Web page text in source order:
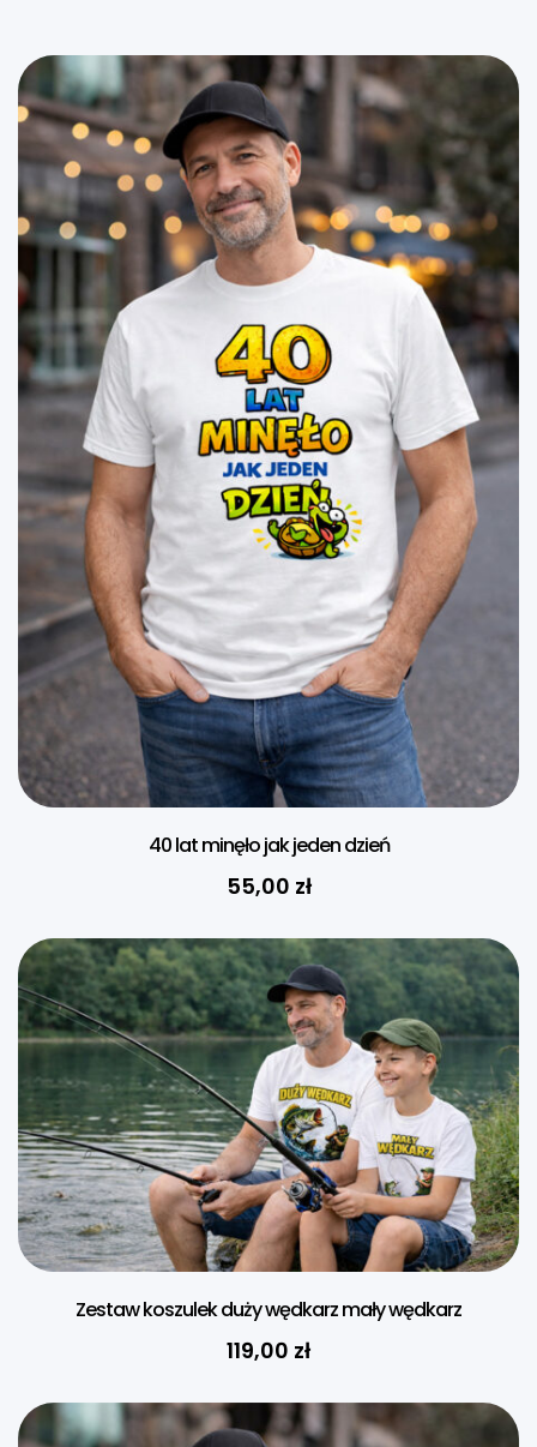
40 lat minęło jak jeden dzień
55,00 zł
Zestaw koszulek duży wędkarz mały wędkarz
119,00 zł